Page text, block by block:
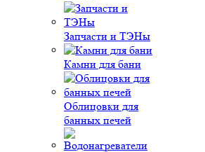
Запчасти и ТЭНы
Камни для бани
Облицовки для
банных печей